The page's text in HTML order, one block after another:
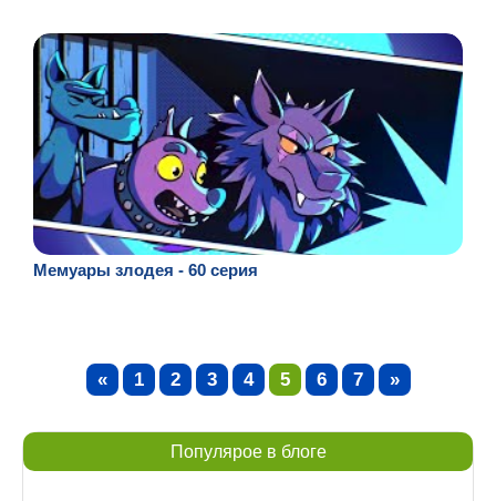
Мемуары злодея - 60 серия
« 1 2 3 4 5 6 7 »
Популярое в блоге